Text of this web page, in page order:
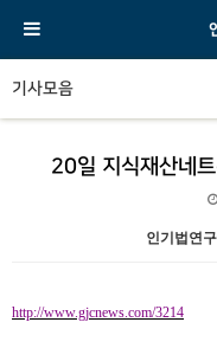
기사모음
20일 지식재산네
인기법연
http://www.gjcnews.com/3214